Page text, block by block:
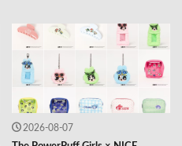
2026-08-07